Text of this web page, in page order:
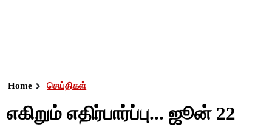
Home செய்திகள்
எகிறும் எதிர்பார்ப்பு... ஜூன் 22